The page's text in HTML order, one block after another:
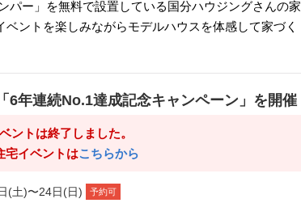
パー」を無料で設置している国分ハウジングさんの家
ントを楽しみながらモデルハウスを体感して家づく
6年連続No.1達成記念キャンペーン」を開催
ントは終了しました。
宅イベントはこちらから
(土)〜24日(日) 予約可